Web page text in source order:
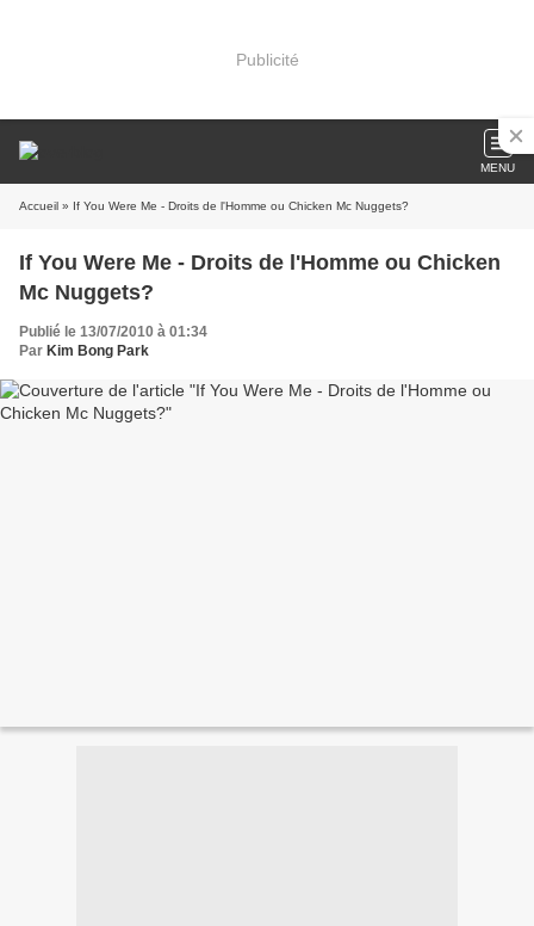
Publicité
MENU
Accueil » If You Were Me - Droits de l'Homme ou Chicken Mc Nuggets?
If You Were Me - Droits de l'Homme ou Chicken
Mc Nuggets?
Publié le 13/07/2010 à 01:34
Par Kim Bong Park